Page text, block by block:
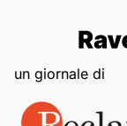
un giornale di